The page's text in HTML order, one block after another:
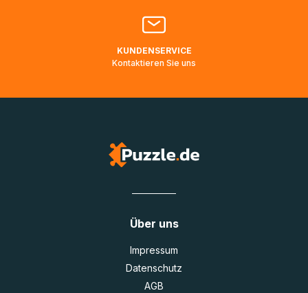
Lieferadressen in Deutschland oder Europa mehrere Tage
KUNDENSERVICE
Kontaktieren Sie uns
Über uns
Impressum
Datenschutz
AGB